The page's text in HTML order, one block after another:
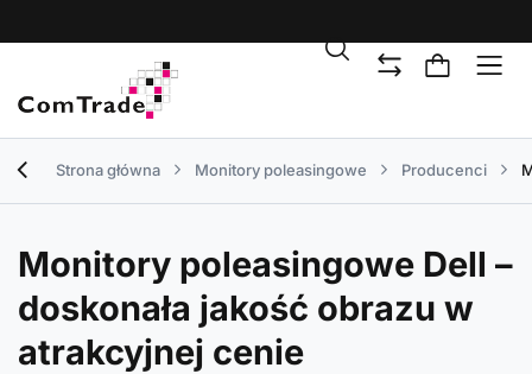
Strona główna Monitory poleasingowe Producenci
Monitory poleasingowe Dell –
doskonała jakość obrazu w
atrakcyjnej cenie